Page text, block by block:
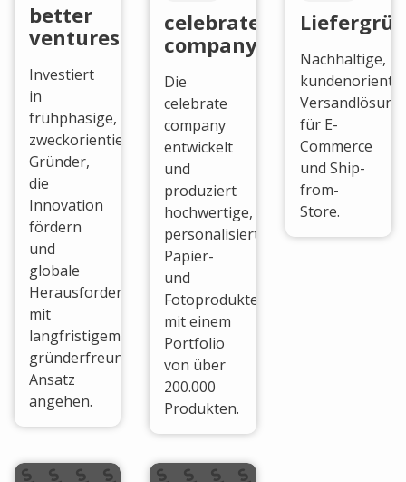
better
ventures
Investiert
in
frühphasige,
zweckorientierte
Gründer,
die
Innovation
fördern
und
globale
Herausforderungen
mit
langfristigem,
gründerfreundlichem
Ansatz
angehen.
celebrate
company
Die
celebrate
company
entwickelt
und
produziert
hochwertige,
personalisierte
Papier-
und
Fotoprodukte
mit einem
Portfolio
von über
200.000
Produkten.
Nachhaltige,
Versandlösung
für E-
Commerce
und Ship-
from-
Store.